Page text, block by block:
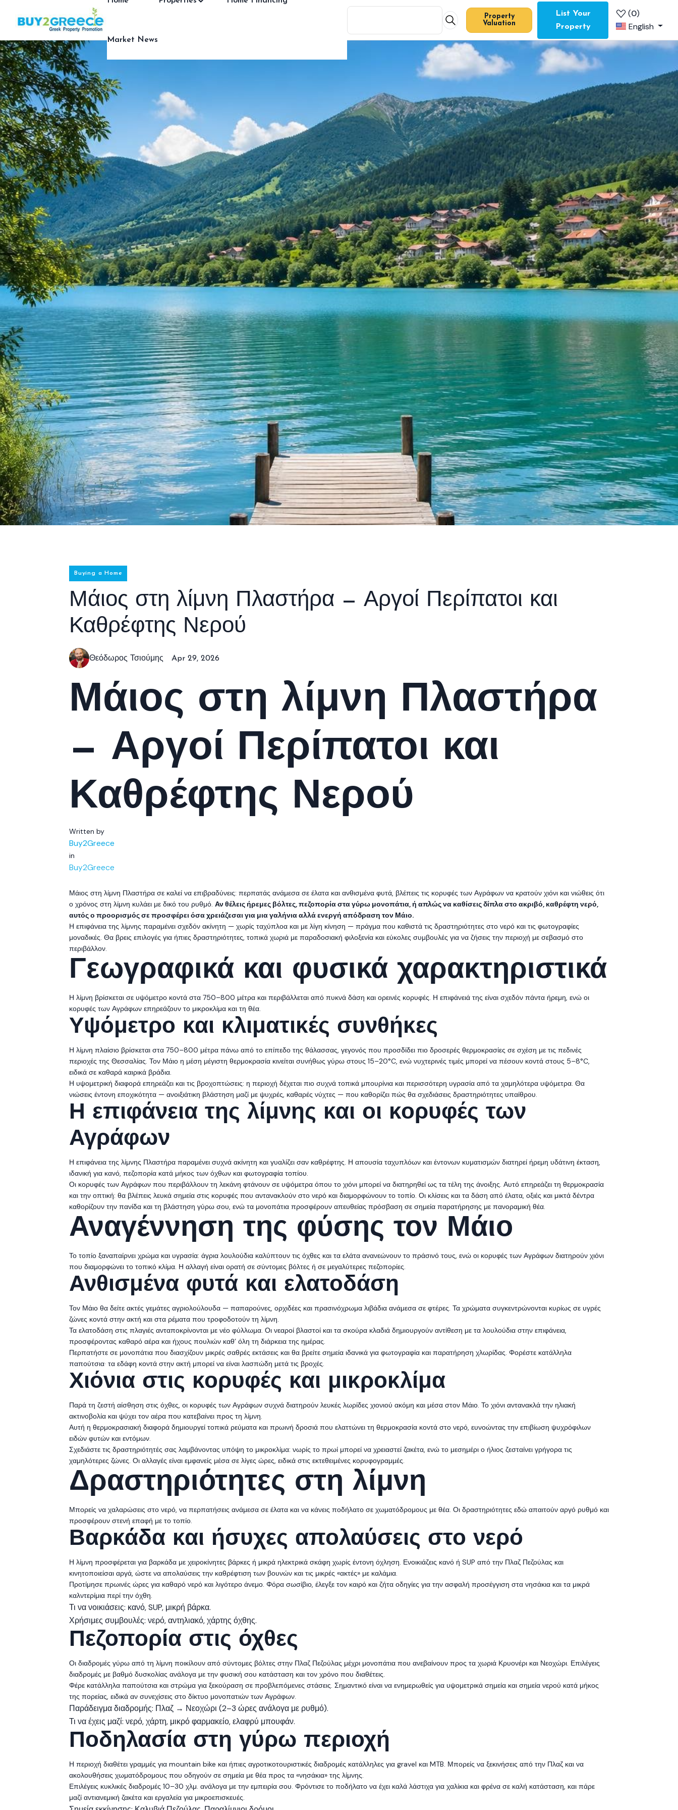
Market News
Property
Valuation
List Your
Property
(0)
English
Buying a Home
Μάιος στη λίμνη Πλαστήρα — Αργοί Περίπατοι και
Καθρέφτης Νερού
Θεόδωρος Τσιούμης Apr 29, 2026
Μάιος στη λίμνη Πλαστήρα
— Αργοί Περίπατοι και
Καθρέφτης Νερού
Written by
Buy2Greece
in
Buy2Greece
Μάιος στη λίμνη Πλαστήρα σε καλεί να επιβραδύνεις: περπατάς ανάμεσα σε έλατα και ανθισμένα φυτά, βλέπεις τις κορυφές των Αγράφων να κρατούν χιόνι και νιώθεις ότι
ο χρόνος στη λίμνη κυλάει με δικό του ρυθμό. Αν θέλεις ήρεμες βόλτες, πεζοπορία στα γύρω μονοπάτια, ή απλώς να καθίσεις δίπλα στο ακριβό, καθρέφτη νερό,
αυτός ο προορισμός σε προσφέρει όσα χρειάζεσαι για μια γαλήνια αλλά ενεργή απόδραση τον Μάιο.
Η επιφάνεια της λίμνης παραμένει σχεδόν ακίνητη — χωρίς ταχύπλοα και με λίγη κίνηση — πράγμα που καθιστά τις δραστηριότητες στο νερό και τις φωτογραφίες
μοναδικές. Θα βρεις επιλογές για ήπιες δραστηριότητες, τοπικά χωριά με παραδοσιακή φιλοξενία και εύκολες συμβουλές για να ζήσεις την περιοχή με σεβασμό στο
περιβάλλον.
Γεωγραφικά και φυσικά χαρακτηριστικά
Η λίμνη βρίσκεται σε υψόμετρο κοντά στα 750–800 μέτρα και περιβάλλεται από πυκνά δάση και ορεινές κορυφές. Η επιφάνειά της είναι σχεδόν πάντα ήρεμη, ενώ οι
κορυφές των Αγράφων επηρεάζουν το μικροκλίμα και τη θέα.
Υψόμετρο και κλιματικές συνθήκες
Η λίμνη πλαίσιο βρίσκεται στα 750–800 μέτρα πάνω από το επίπεδο της θάλασσας, γεγονός που προσδίδει πιο δροσερές θερμοκρασίες σε σχέση με τις πεδινές
περιοχές της Θεσσαλίας. Τον Μάιο η μέση μέγιστη θερμοκρασία κινείται συνήθως γύρω στους 15–20°C, ενώ νυχτερινές τιμές μπορεί να πέσουν κοντά στους 5–8°C,
ειδικά σε καθαρά καιρικά βράδια.
Η υψομετρική διαφορά επηρεάζει και τις βροχοπτώσεις: η περιοχή δέχεται πιο συχνά τοπικά μπουρίνια και περισσότερη υγρασία από τα χαμηλότερα υψόμετρα. Θα
νιώσεις έντονη εποχικότητα — ανοιξιάτικη βλάστηση μαζί με ψυχρές, καθαρές νύχτες — που καθορίζει πώς θα σχεδιάσεις δραστηριότητες υπαίθρου.
Η επιφάνεια της λίμνης και οι κορυφές των
Αγράφων
Η επιφάνεια της λίμνης Πλαστήρα παραμένει συχνά ακίνητη και γυαλίζει σαν καθρέφτης. Η απουσία ταχυπλόων και έντονων κυματισμών διατηρεί ήρεμη υδάτινη έκταση,
ιδανική για κανό, πεζοπορία κατά μήκος των όχθων και φωτογραφία τοπίου.
Οι κορυφές των Αγράφων που περιβάλλουν τη λεκάνη φτάνουν σε υψόμετρα όπου το χιόνι μπορεί να διατηρηθεί ως τα τέλη της άνοιξης. Αυτό επηρεάζει τη θερμοκρασία
και την οπτική: θα βλέπεις λευκά σημεία στις κορυφές που αντανακλούν στο νερό και διαμορφώνουν το τοπίο. Οι κλίσεις και τα δάση από έλατα, οξιές και μικτά δέντρα
καθορίζουν την πανίδα και τη βλάστηση γύρω σου, ενώ τα μονοπάτια προσφέρουν απευθείας πρόσβαση σε σημεία παρατήρησης με πανοραμική θέα.
Αναγέννηση της φύσης τον Μάιο
Το τοπίο ξαναπαίρνει χρώμα και υγρασία: άγρια λουλούδια καλύπτουν τις όχθες και τα ελάτα ανανεώνουν το πράσινό τους, ενώ οι κορυφές των Αγράφων διατηρούν χιόνι
που διαμορφώνει το τοπικό κλίμα. Η αλλαγή είναι ορατή σε σύντομες βόλτες ή σε μεγαλύτερες πεζοπορίες.
Ανθισμένα φυτά και ελατοδάση
Τον Μάιο θα δείτε ακτές γεμάτες αγριολούλουδα — παπαρούνες, ορχιδέες και πρασινόχρωμα λιβάδια ανάμεσα σε φτέρες. Τα χρώματα συγκεντρώνονται κυρίως σε υγρές
ζώνες κοντά στην ακτή και στα ρέματα που τροφοδοτούν τη λίμνη.
Τα ελατοδάση στις πλαγιές ανταποκρίνονται με νέο φύλλωμα. Οι νεαροί βλαστοί και τα σκούρα κλαδιά δημιουργούν αντίθεση με τα λουλούδια στην επιφάνεια,
προσφέροντας καθαρό αέρα και ήχους πουλιών καθ’ όλη τη διάρκεια της ημέρας.
Περπατήστε σε μονοπάτια που διασχίζουν μικρές σαθρές εκτάσεις και θα βρείτε σημεία ιδανικά για φωτογραφία και παρατήρηση χλωρίδας. Φορέστε κατάλληλα
παπούτσια· τα εδάφη κοντά στην ακτή μπορεί να είναι λασπώδη μετά τις βροχές.
Χιόνια στις κορυφές και μικροκλίμα
Παρά τη ζεστή αίσθηση στις όχθες, οι κορυφές των Αγράφων συχνά διατηρούν λευκές λωρίδες χιονιού ακόμη και μέσα στον Μάιο. Το χιόνι αντανακλά την ηλιακή
ακτινοβολία και ψύχει τον αέρα που κατεβαίνει προς τη λίμνη.
Αυτή η θερμοκρασιακή διαφορά δημιουργεί τοπικά ρεύματα και πρωινή δροσιά που ελαττώνει τη θερμοκρασία κοντά στο νερό, ευνοώντας την επιβίωση ψυχρόφιλων
ειδών φυτών και εντόμων.
Σχεδιάστε τις δραστηριότητές σας λαμβάνοντας υπόψη το μικροκλίμα: νωρίς το πρωί μπορεί να χρειαστεί ζακέτα, ενώ το μεσημέρι ο ήλιος ζεσταίνει γρήγορα τις
χαμηλότερες ζώνες. Οι αλλαγές είναι εμφανείς μέσα σε λίγες ώρες, ειδικά στις εκτεθειμένες κορυφογραμμές.
Δραστηριότητες στη λίμνη
Μπορείς να χαλαρώσεις στο νερό, να περπατήσεις ανάμεσα σε έλατα και να κάνεις ποδήλατο σε χωματόδρομους με θέα. Οι δραστηριότητες εδώ απαιτούν αργό ρυθμό και
προσφέρουν στενή επαφή με το τοπίο.
Βαρκάδα και ήσυχες απολαύσεις στο νερό
Η λίμνη προσφέρεται για βαρκάδα με χειροκίνητες βάρκες ή μικρά ηλεκτρικά σκάφη χωρίς έντονη όχληση. Ενοικιάζεις κανό ή SUP από την Πλαζ Πεζούλας και
κινητοποιείσαι αργά, ώστε να απολαύσεις την καθρέφτιση των βουνών και τις μικρές «ακτές» με καλάμια.
Προτίμησε πρωινές ώρες για καθαρό νερό και λιγότερο άνεμο. Φόρα σωσίβιο, έλεγξε τον καιρό και ζήτα οδηγίες για την ασφαλή προσέγγιση στα νησάκια και τα μικρά
καλντερίμια περί την όχθη.
Τι να νοικιάσεις: κανό, SUP, μικρή βάρκα.
Χρήσιμες συμβουλές: νερό, αντηλιακό, χάρτης όχθης.
Πεζοπορία στις όχθες
Οι διαδρομές γύρω από τη λίμνη ποικίλουν από σύντομες βόλτες στην Πλαζ Πεζούλας μέχρι μονοπάτια που ανεβαίνουν προς τα χωριά Κρυονέρι και Νεοχώρι. Επιλέγεις
διαδρομές με βαθμό δυσκολίας ανάλογα με την φυσική σου κατάσταση και τον χρόνο που διαθέτεις.
Φέρε κατάλληλα παπούτσια και στρώμα για ξεκούραση σε προβλεπόμενες στάσεις. Σημαντικό είναι να ενημερωθείς για υψομετρικά σημεία και σημεία νερού κατά μήκος
της πορείας, ειδικά αν συνεχίσεις στο δίκτυο μονοπατιών των Αγράφων.
Παράδειγμα διαδρομής: Πλαζ → Νεοχώρι (2–3 ώρες ανάλογα με ρυθμό).
Τι να έχεις μαζί: νερό, χάρτη, μικρό φαρμακείο, ελαφρύ μπουφάν.
Ποδηλασία στη γύρω περιοχή
Η περιοχή διαθέτει γραμμές για mountain bike και ήπιες αγροτικοτουριστικές διαδρομές κατάλληλες για gravel και MTB. Μπορείς να ξεκινήσεις από την Πλαζ και να
ακολουθήσεις χωματόδρομους που οδηγούν σε σημεία με θέα προς τα «νησάκια» της λίμνης.
Επιλέγεις κυκλικές διαδρομές 10–30 χλμ. ανάλογα με την εμπειρία σου. Φρόντισε το ποδήλατο να έχει καλά λάστιχα για χαλίκια και φρένα σε καλή κατάσταση, και πάρε
μαζί αντιανεμική ζακέτα και εργαλεία για μικροεπισκευές.